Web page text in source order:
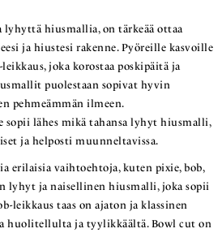
lyhyttä hiusmallia, on tärkeää ottaa
ja hiustesi rakenne. Pyöreille kasvoille
joka korostaa poskipäitä ja
puolestaan sopivat hyvin
pehmeämmän ilmeen.
lähes mikä tahansa lyhyt hiusmalli,
ja helposti muunneltavissa.
erilaisia vaihtoehtoja, kuten pixie, bob,
lyhyt ja naisellinen hiusmalli, joka sopii
leikkaus taas on ajaton ja klassinen
huolitellulta ja tyylikkäältä. Bowl cut on